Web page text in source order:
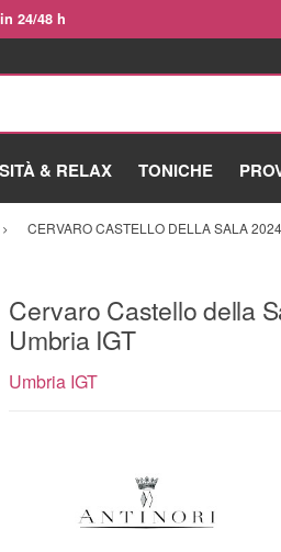
24/48 h
& RELAX TONICHE
CERVARO CASTELLO DELLA SALA
Cervaro Castello della
Umbria IGT
Umbria IGT